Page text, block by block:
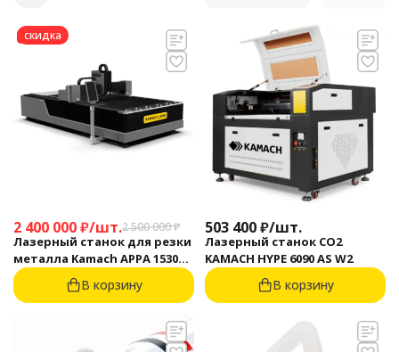
скидка
2 400 000₽/шт.2 500 000₽
Лазерный станок для резки
металла Kamach APPA 1530
(3000 Вт)
В корзину
503 400₽/шт.
Лазерный станок CO2
KAMACH HYPE 6090 AS W2
В корзину